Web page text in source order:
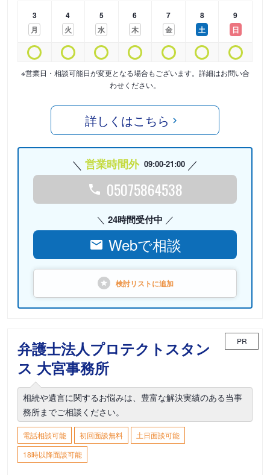
3
月
4
火
5
水
6
木
7
金
8
土
9
日
※営業日・相談可能日が変更となる場合もございます。詳細はお問い合
わせください。
詳しくはこちら
営業時間外 09:00-21:00
05075864538
24時間受付中
Webで相談
検討リストに追加
弁護士法人プロテクトスタン
ス 大宮事務所
PR
相続や遺言に関するお悩みは、豊富な解決実績のある当事
務所までご相談ください。
電話相談可能 初回面談無料
土日面談可能
18時以降面談可能